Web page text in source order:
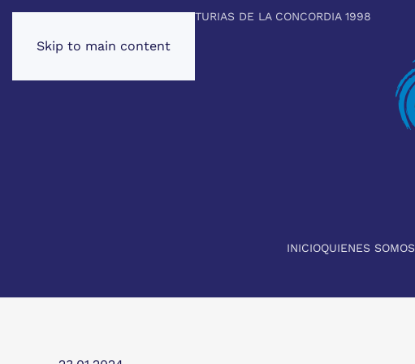
Skip to main content
PREMIO PRINCIPE DE ASTURIAS DE LA CONCORDIA 1998
INICIOQUIENES SOMOS